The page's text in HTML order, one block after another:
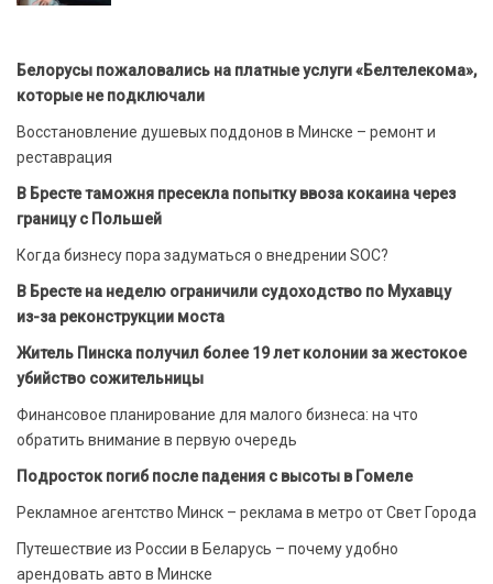
Белорусы пожаловались на платные услуги «Белтелекома»,
которые не подключали
Восстановление душевых поддонов в Минске – ремонт и
реставрация
В Бресте таможня пресекла попытку ввоза кокаина через
границу с Польшей
Когда бизнесу пора задуматься о внедрении SOC?
В Бресте на неделю ограничили судоходство по Мухавцу
из-за реконструкции моста
Житель Пинска получил более 19 лет колонии за жестокое
убийство сожительницы
Финансовое планирование для малого бизнеса: на что
обратить внимание в первую очередь
Подросток погиб после падения с высоты в Гомеле
Рекламное агентство Минск – реклама в метро от Свет Города
Путешествие из России в Беларусь – почему удобно
арендовать авто в Минске